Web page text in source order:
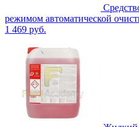
режимом автоматической
1 469 руб.